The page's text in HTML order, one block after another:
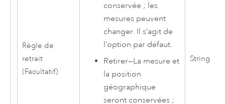
Règle de
retrait
(Facultatif)
conservée ; les
mesures peuvent
changer. Il s’agit de
l’option par défaut.
Retirer—La mesure et
la position
géographique
seront conservées ;
String